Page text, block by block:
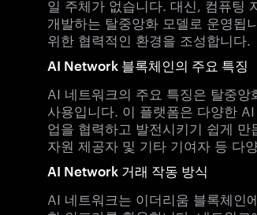
개발하는 탈중앙화 모델로 운영됩
위한 협력적인 환경을 조성합니다.
AI Network 블록체인의 주요 특징
AI 네트워크의 주요 특징은 탈중
사용입니다. 이 플랫폼은 다양한
업을 협력하고 발전시키기 쉽게
자원 제공자 및 기타 기여자 등 다
AI Network 거래 작동 방식
AI 네트워크는 이더리움 블록체인